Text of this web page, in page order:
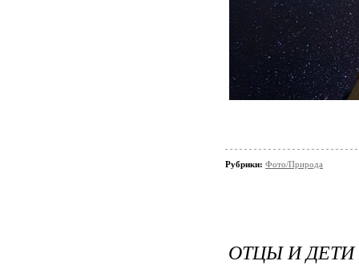
Рубрики: Фото/Природа
ОТЦЫ И ДЕТИ